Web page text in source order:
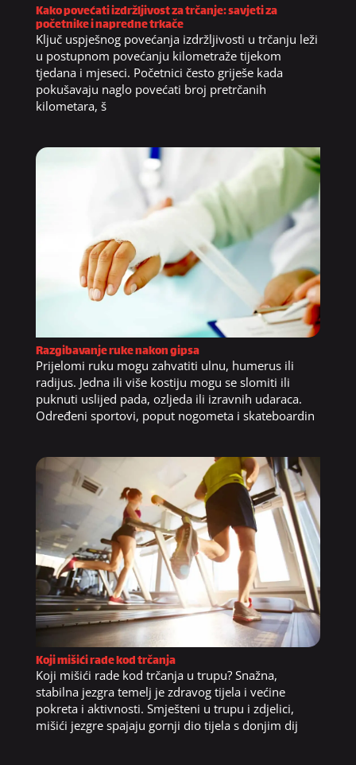
Kako povećati izdržljivost za trčanje: savjeti za
početnike i napredne trkače
Ključ uspješnog povećanja izdržljivosti u trčanju leži
u postupnom povećanju kilometraže tijekom
tjedana i mjeseci. Početnici često griješe kada
pokušavaju naglo povećati broj pretrčanih
kilometara, š
Razgibavanje ruke nakon gipsa
Prijelomi ruku mogu zahvatiti ulnu, humerus ili
radijus. Jedna ili više kostiju mogu se slomiti ili
puknuti uslijed pada, ozljeda ili izravnih udaraca.
Određeni sportovi, poput nogometa i skateboardin
Koji mišići rade kod trčanja
Koji mišići rade kod trčanja u trupu? Snažna,
stabilna jezgra temelj je zdravog tijela i većine
pokreta i aktivnosti. Smješteni u trupu i zdjelici,
mišići jezgre spajaju gornji dio tijela s donjim dij